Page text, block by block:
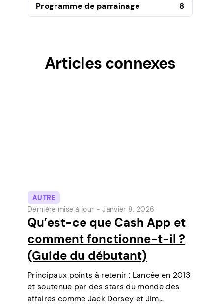
Programme de parrainage
8
Articles connexes
AUTRE
Dernière mise à jour -Janvier 8, 2026
Qu’est-ce que Cash App et
comment fonctionne-t-il ?
(Guide du débutant)
Principaux points à retenir : Lancée en 2013
et soutenue par des stars du monde des
affaires comme Jack Dorsey et Jim